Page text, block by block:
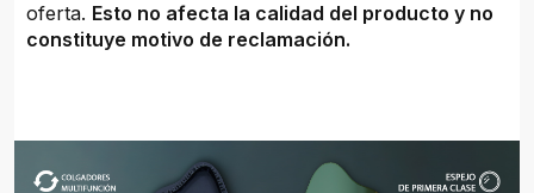
oferta. Esto no afecta la calidad del producto y no
constituye motivo de reclamación.